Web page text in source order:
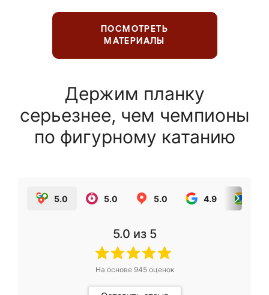
ПОСМОТРЕТЬ
МАТЕРИАЛЫ
Держим планку
серьезнее, чем чемпионы
по фигурному катанию
5.0 5.0 5.0 4.9
5.0 из 5
На основе 945оценок